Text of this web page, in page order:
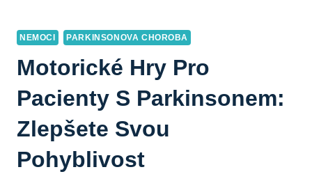
NEMOCI PARKINSONOVA CHOROBA
Motorické Hry Pro
Pacienty S Parkinsonem:
Zlepšete Svou
Pohyblivost